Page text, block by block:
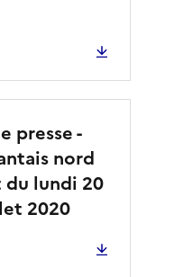
presse -
nord
du lundi 20
2020